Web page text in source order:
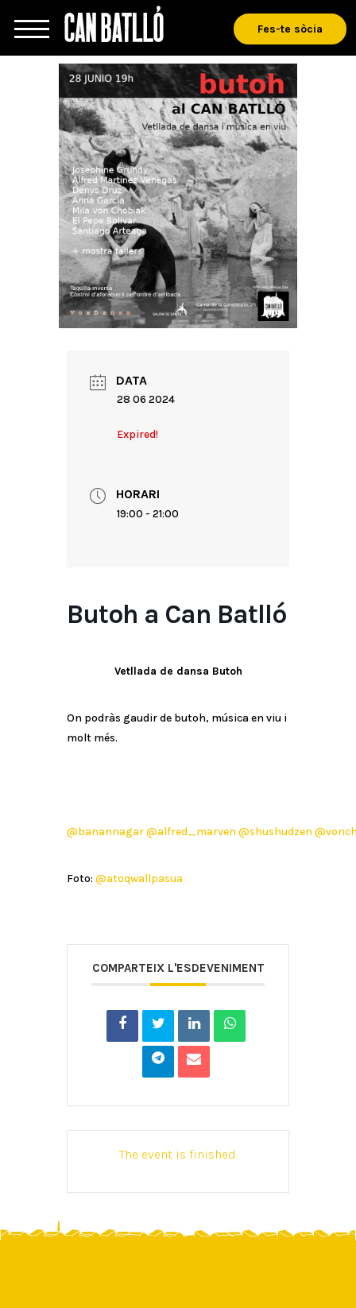
Fes-te sòcia
DATA
28 06 2024
Expired!
HORARI
19:00 - 21:00
Butoh a Can Batlló
Vetllada de dansa Butoh
On podràs gaudir de butoh, música en viu i
molt més.
@banannagar@alfred_marven @shushudzen
Foto: @atoqwallpasua
COMPARTEIX L'ESDEVENIMENT
The event is finished.